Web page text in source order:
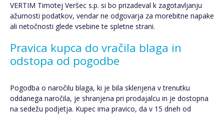
VERTIM Timotej Veršec s.p. si bo prizadeval k zagotavljanju
ažurnosti podatkov, vendar ne odgovarja za morebitne napake
ali netočnosti glede vsebine te spletne strani.
Pravica kupca do vračila blaga in
odstopa od pogodbe
Pogodba o naročilu blaga, ki je bila sklenjena v trenutku
oddanega naročila, je shranjena pri prodajalcu in je dostopna
na sedežu podjetja. Kupec ima pravico, da v 15 dneh od